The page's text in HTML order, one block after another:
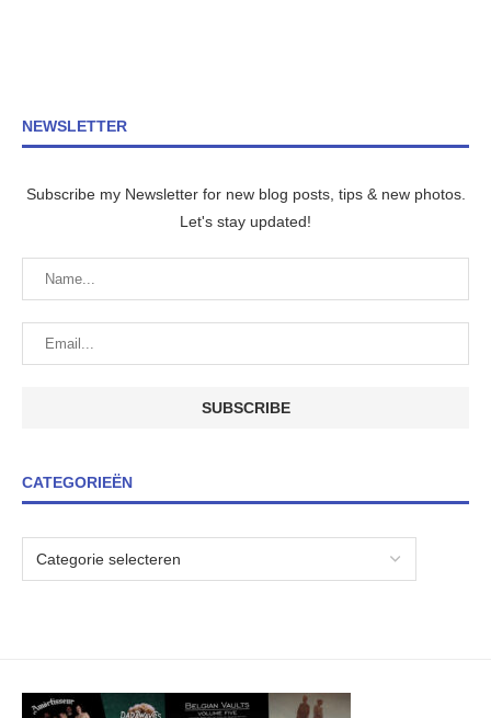
NEWSLETTER
Subscribe my Newsletter for new blog posts, tips & new photos.
Let's stay updated!
CATEGORIEËN